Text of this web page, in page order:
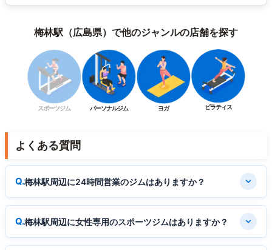
梅林駅（広島県）で他のジャンルの店舗を探す
スポーツジム パーソナルジム ヨガ ピラティス
よくある質問
梅林駅周辺に24時間営業のジムはありますか？
梅林駅周辺に女性専用のスポーツジムはありますか？